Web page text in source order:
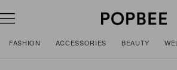
FASHION ACCESSORIES BEAUTY